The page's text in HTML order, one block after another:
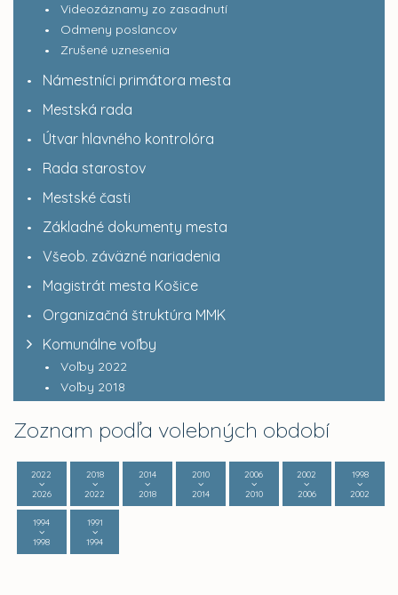
Videozáznamy zo zasadnutí
Odmeny poslancov
Zrušené uznesenia
Námestníci primátora mesta
Mestská rada
Útvar hlavného kontrolóra
Rada starostov
Mestské časti
Základné dokumenty mesta
Všeob. záväzné nariadenia
Magistrát mesta Košice
Organizačná štruktúra MMK
Komunálne voľby
Voľby 2022
Voľby 2018
Zoznam podľa volebných období
2022
2026
2018
2022
2014
2018
2010
2014
2006
2010
2002
2006
1998
2002
1994
1998
1991
1994